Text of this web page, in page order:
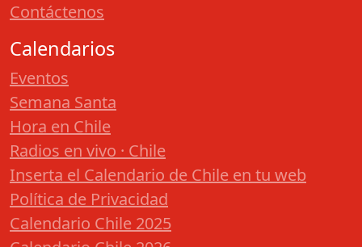
Contáctenos
Calendarios
Eventos
Semana Santa
Hora en Chile
Radios en vivo · Chile
Inserta el Calendario de Chile en tu web
Política de Privacidad
Calendario Chile 2025